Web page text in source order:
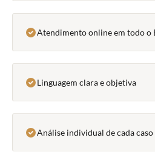
Atendimento online em todo o
Linguagem clara e objetiva
Análise individual de cada caso